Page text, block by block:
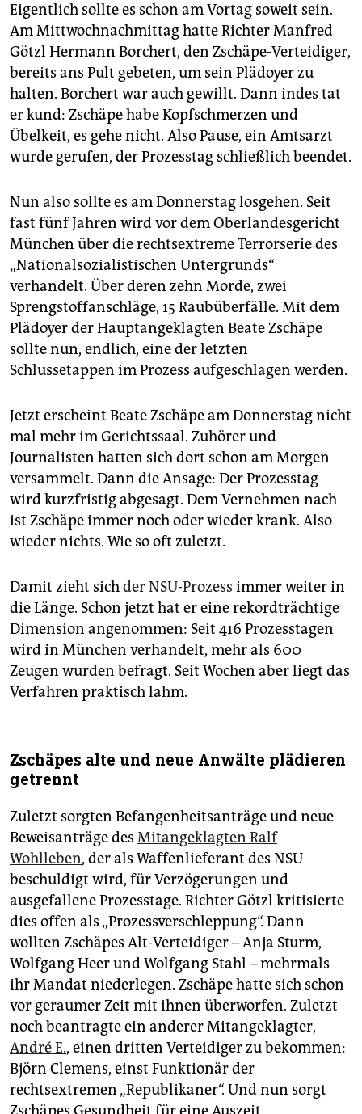
unterstützen
abo
genossenschaft
epaper login
Eigentlich sollte es schon am Vortag soweit sein.
Am Mittwochnachmittag hatte Richter Manfred
Götzl Hermann Borchert, den Zschäpe-Verteidiger,
bereits ans Pult gebeten, um sein Plädoyer zu
halten. Borchert war auch gewillt. Dann indes tat
er kund: Zschäpe habe Kopfschmerzen und
Übelkeit, es gehe nicht. Also Pause, ein Amtsarzt
wurde gerufen, der Prozesstag schließlich beendet.
Nun also sollte es am Donnerstag losgehen. Seit
fast fünf Jahren wird vor dem Oberlandesgericht
München über die rechtsextreme Terrorserie des
„Nationalsozialistischen Untergrunds“
verhandelt. Über deren zehn Morde, zwei
Sprengstoffanschläge, 15 Raubüberfälle. Mit dem
Plädoyer der Hauptangeklagten Beate Zschäpe
sollte nun, endlich, eine der letzten
Schlussetappen im Prozess aufgeschlagen werden.
Jetzt erscheint Beate Zschäpe am Donnerstag nicht
mal mehr im Gerichtssaal. Zuhörer und
Journalisten hatten sich dort schon am Morgen
versammelt. Dann die Ansage: Der Prozesstag
wird kurzfristig abgesagt. Dem Vernehmen nach
ist Zschäpe immer noch oder wieder krank. Also
wieder nichts. Wie so oft zuletzt.
Damit zieht sichder NSU-Prozess immer weiter in
die Länge. Schon jetzt hat er eine rekordträchtige
Dimension angenommen: Seit 416 Prozesstagen
wird in München verhandelt, mehr als 600
Zeugen wurden befragt. Seit Wochen aber liegt das
Verfahren praktisch lahm.
Zschäpes alte und neue Anwälte plädieren
getrennt
Zuletzt sorgten Befangenheitsanträge und neue
Beweisanträge des Mitangeklagten Ralf
Wohlleben, der als Waffenlieferant des NSU
beschuldigt wird, für Verzögerungen und
ausgefallene Prozesstage. Richter Götzl kritisierte
dies offen als „Prozessverschleppung“. Dann
wollten Zschäpes Alt-Verteidiger – Anja Sturm,
Wolfgang Heer und Wolfgang Stahl – mehrmals
ihr Mandat niederlegen. Zschäpe hatte sich schon
vor geraumer Zeit mit ihnen überworfen. Zuletzt
noch beantragte ein anderer Mitangeklagter,
André E., einen dritten Verteidiger zu bekommen:
Björn Clemens, einst Funktionär der
rechtsextremen „Republikaner“. Und nun sorgt